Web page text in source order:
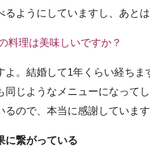
るようにしていますし、あと
理は美味しいですか？
よ。結婚して1年くらい経ち
同じようなメニューになって
るので、本当に感謝しています
繋がっている